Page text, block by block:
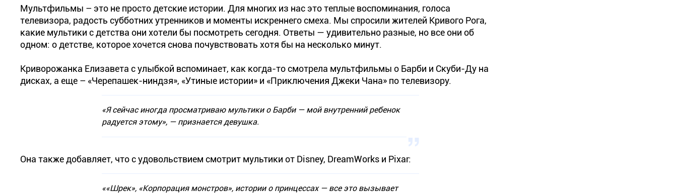
Мультфильмы – это не просто детские истории. Для многих из нас это теплые воспоминания, голоса
телевизора, радость субботних утренников и моменты искреннего смеха. Мы спросили жителей Кривого Рога,
какие мультики с детства они хотели бы посмотреть сегодня. Ответы — удивительно разные, но все они об
одном: о детстве, которое хочется снова почувствовать хотя бы на несколько минут.
Криворожанка Елизавета с улыбкой вспоминает, как когда-то смотрела мультфильмы о Барби и Скуби-Ду на
дисках, а еще – «Черепашек-ниндзя», «Утиные истории» и «Приключения Джеки Чана» по телевизору.
«Я сейчас иногда просматриваю мультики о Барби — мой внутренний ребенок
радуется этому», — признается девушка.
Она также добавляет, что с удовольствием смотрит мультики от Disney, DreamWorks и Pixar:
««Шрек», «Корпорация монстров», истории о принцессах — все это вызывает